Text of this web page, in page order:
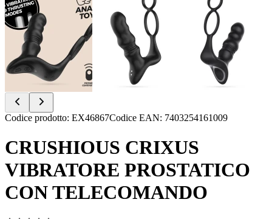
Item
of
8
Codice prodotto: EX46867Codice EAN: 7403254161009
CRUSHIOUS CRIXUS
VIBRATORE PROSTATICO
CON TELECOMANDO